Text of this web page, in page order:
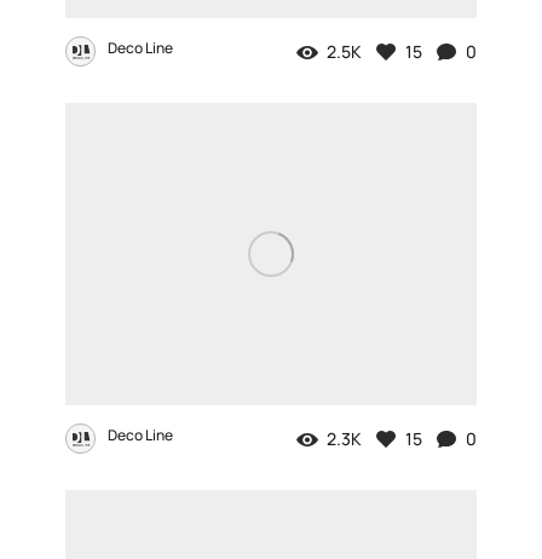
Deco Line 2.5K 15 0
Deco Line 2.3K 15 0